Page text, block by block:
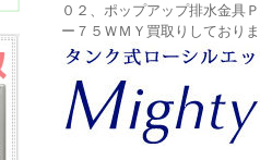
０２、ポップアップ排水金具
ー７５ＷＭＹ買取りしておりま